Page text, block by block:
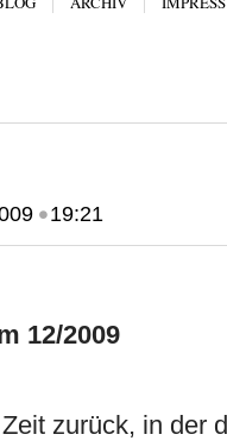
•19:21
12/2009
zurück, in der